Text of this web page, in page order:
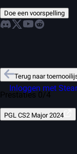
Inloggen met
Doe een voorspelling
Terug naar
Prestaties 0/4
PGL CS2 Major 2024